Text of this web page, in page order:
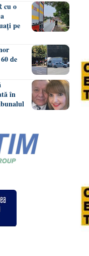
cu o
pe
de
în